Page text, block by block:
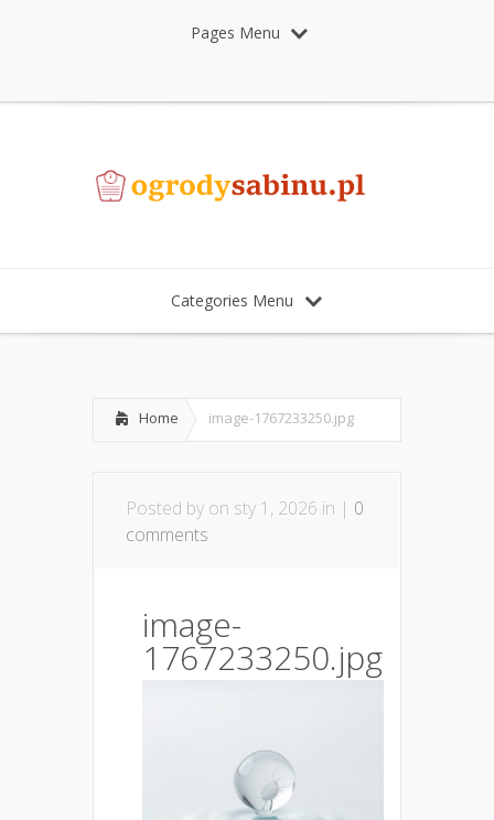
Pages Menu
Categories Menu
Home image-1767233250.jpg
Posted by on sty 1, 2026 in | 0
comments
image-
1767233250.jpg